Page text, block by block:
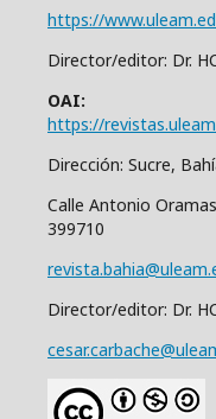
https://
Director/editor: Dr.
OAI:
https://
Dirección: Sucre,
Calle Antonio
399710
Director/editor: Dr.